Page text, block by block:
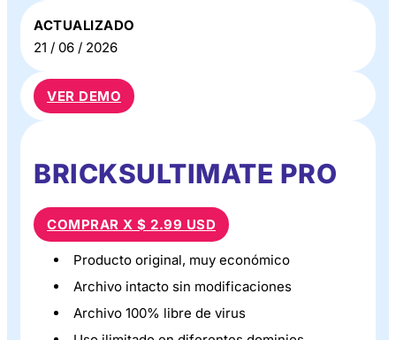
ACTUALIZADO
21 / 06 / 2026
VER DEMO
BRICKSULTIMATE PRO
COMPRAR X $ 2.99 USD
Producto original, muy económico
Archivo intacto sin modificaciones
Archivo 100% libre de virus